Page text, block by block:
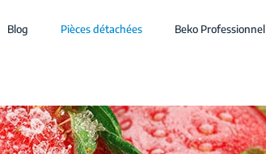
Blog Pièces détachées Beko Professionnel